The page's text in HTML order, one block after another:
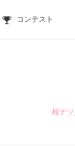
コンテスト
桜ナツ